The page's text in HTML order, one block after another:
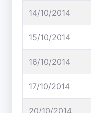
14/10/2014
15/10/2014
16/10/2014
17/10/2014
20/10/2014